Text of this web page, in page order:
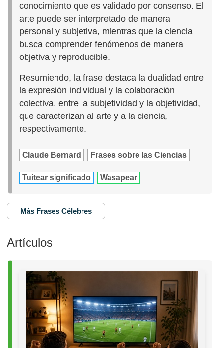
conocimiento que es validado por consenso. El
arte puede ser interpretado de manera
personal y subjetiva, mientras que la ciencia
busca comprender fenómenos de manera
objetiva y reproducible.
Resumiendo, la frase destaca la dualidad entre
la expresión individual y la colaboración
colectiva, entre la subjetividad y la objetividad,
que caracterizan al arte y a la ciencia,
respectivamente.
Claude Bernard Frases sobre las Ciencias
Tuitear significado Wasapear
Más Frases Célebres
Artículos